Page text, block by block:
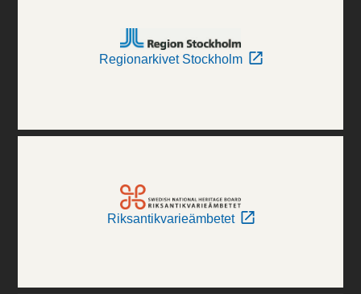
Regionarkivet Stockholm
Riksantikvarieämbetet